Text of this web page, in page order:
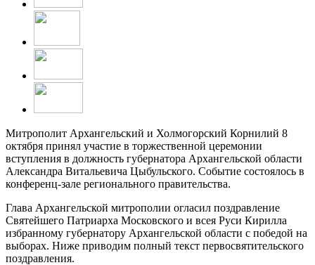
Митрополит Архангельский и Холмогорский Корнилий 8
октября принял участие в торжественной церемонии
вступления в должность губернатора Архангельской области
Александра Витальевича Цыбульского. Событие состоялось в
конференц-зале регионального правительства.
Глава Архангельской митрополии огласил поздравление
Святейшего Патриарха Московского и всея Руси Кирилла
избранному губернатору Архангельской области с победой на
выборах. Ниже приводим полный текст первосвятительского
поздравления.